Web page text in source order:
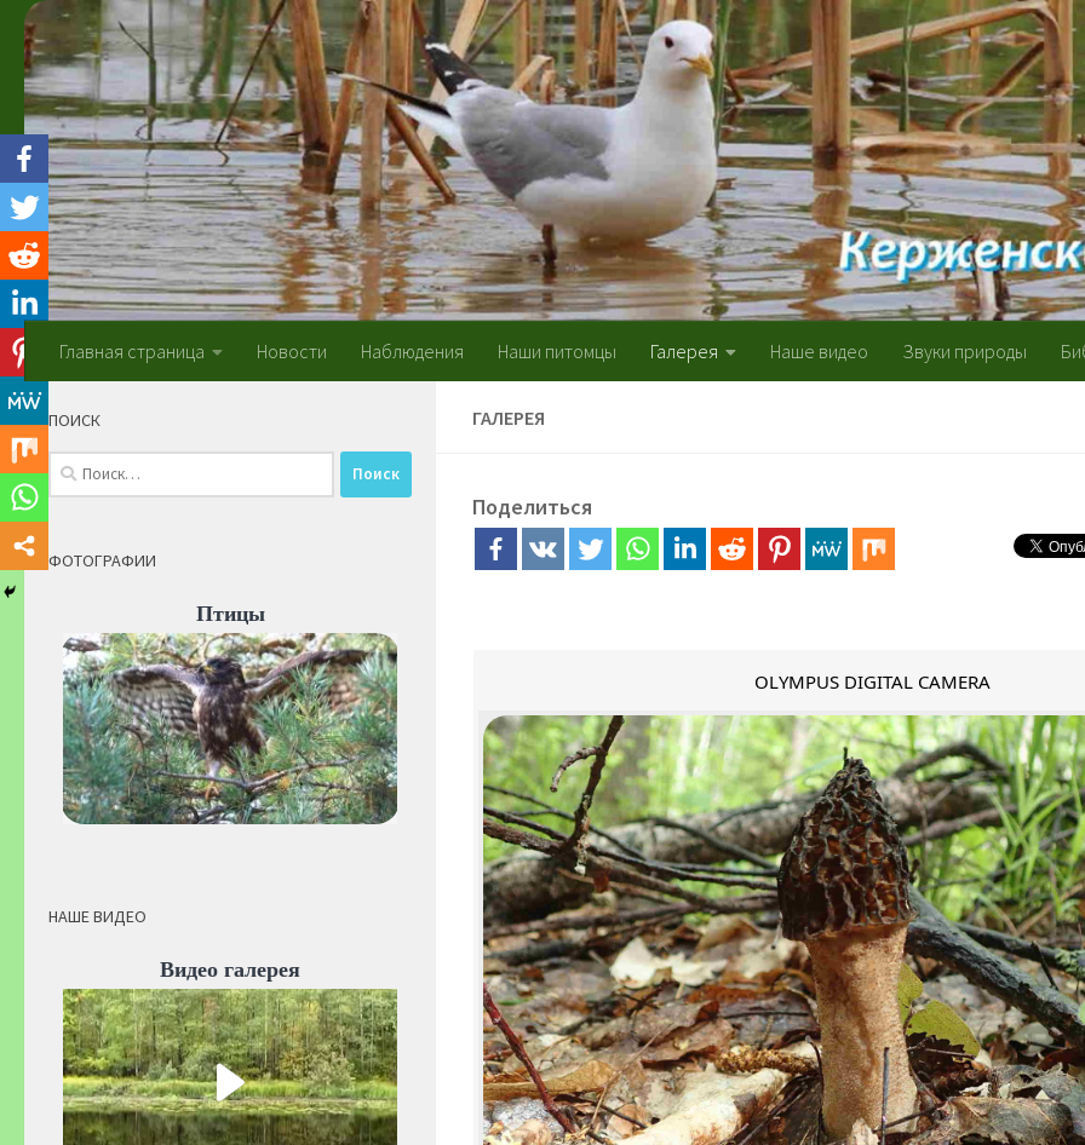
Skip to content
Главная страница Новости Наблюдения Наши питомцы Галерея Наше видео Звуки природы
ГАЛЕРЕЯ
Поделиться
OLYMPUS DIGITAL CAMERA
ПОИСК
Найти:
ФОТОГРАФИИ
Птицы
НАШЕ ВИДЕО
Видео галерея